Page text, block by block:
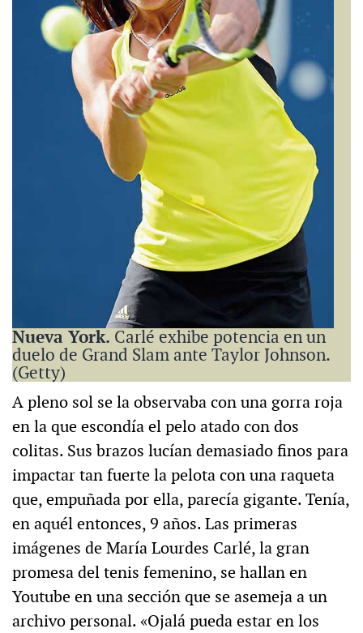
Nueva York. Carlé exhibe potencia en un
duelo de Grand Slam ante Taylor Johnson.
(Getty)
A pleno sol se la observaba con una gorra roja
en la que escondía el pelo atado con dos
colitas. Sus brazos lucían demasiado finos para
impactar tan fuerte la pelota con una raqueta
que, empuñada por ella, parecía gigante. Tenía,
en aquél entonces, 9 años. Las primeras
imágenes de María Lourdes Carlé, la gran
promesa del tenis femenino, se hallan en
Youtube en una sección que se asemeja a un
archivo personal. «Ojalá pueda estar en los